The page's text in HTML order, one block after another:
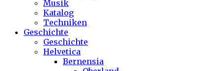
Musik
Katalog
Techniken
Geschichte
Geschichte
Helvetica
Bernensia